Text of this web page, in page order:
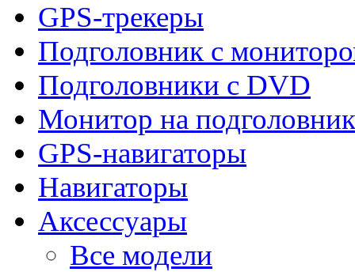
GPS-трекеры
Подголовник с
Подголовники с DVD
Монитор на подголовник
GPS-навигаторы
Навигаторы
Аксессуары
Все модели